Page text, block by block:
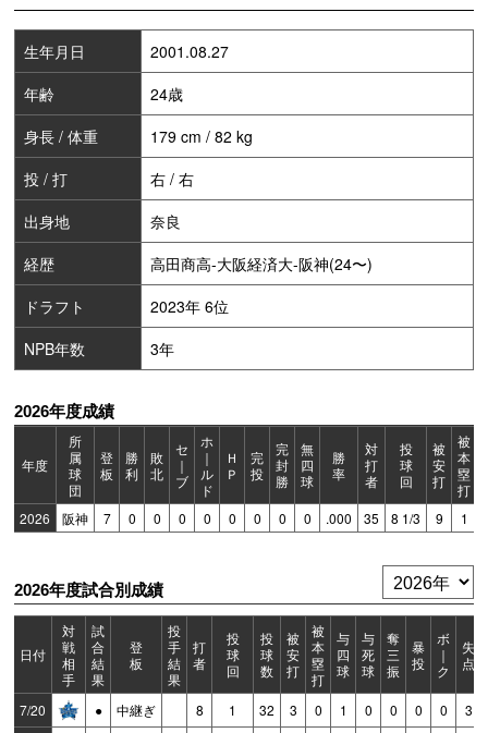
生年月日
2001.08.27
年齢
24歳
身長 / 体重
179 cm / 82 kg
投 / 打
右 / 右
出身地
奈良
経歴
高田商高-大阪経済大-阪神(24〜)
ドラフト
2023年 6位
NPB年数
3年
2026年度成績
年度
所
属
球
団
登
板
勝
利
敗
北
セ
｜
ブ
ホ
｜
ル
ド
Ｈ
Ｐ
完
投
完
封
勝
無
四
球
勝
率
対
打
者
投
球
回
被
安
打
被
本
塁
打
2026
阪神 7 0 0 0 0 0 0 0 0 .000 35 8 1/3 9 1
2026年度試合別成績
日付
対
戦
相
手
試
合
結
果
登
板
投
手
結
果
打
者
投
球
回
投
球
数
被
安
打
被
本
塁
打
与
四
球
与
死
球
奪
三
振
暴
投
ボ
｜
ク
失
点
7/20 ● 中継ぎ 8 1 32 3 0 1 0 0 0 0
3